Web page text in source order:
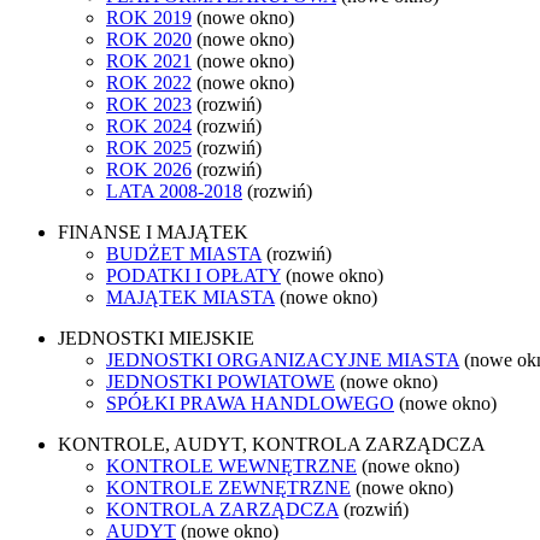
ROK 2019 (nowe okno)
ROK 2020 (nowe okno)
ROK 2021 (nowe okno)
ROK 2022 (nowe okno)
ROK 2023 (rozwiń)
ROK 2024 (rozwiń)
ROK 2025 (rozwiń)
ROK 2026 (rozwiń)
LATA 2008-2018 (rozwiń)
FINANSE I MAJĄTEK
BUDŻET MIASTA (rozwiń)
PODATKI I OPŁATY (nowe okno)
MAJĄTEK MIASTA (nowe okno)
JEDNOSTKI MIEJSKIE
JEDNOSTKI ORGANIZACYJNE MIASTA (nowe
JEDNOSTKI POWIATOWE (nowe okno)
SPÓŁKI PRAWA HANDLOWEGO (nowe okno)
KONTROLE, AUDYT, KONTROLA ZARZĄDCZA
KONTROLE WEWNĘTRZNE (nowe okno)
KONTROLE ZEWNĘTRZNE (nowe okno)
KONTROLA ZARZĄDCZA (rozwiń)
AUDYT (nowe okno)